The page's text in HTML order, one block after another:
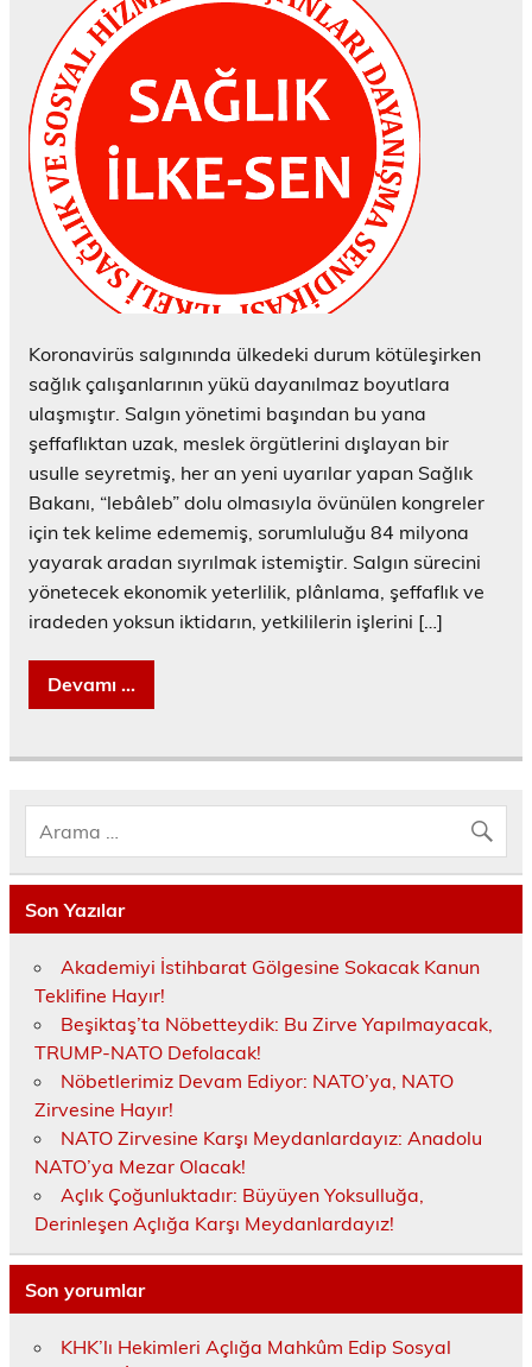
Koronavirüs salgınında ülkedeki durum kötüleşirken
sağlık çalışanlarının yükü dayanılmaz boyutlara
ulaşmıştır. Salgın yönetimi başından bu yana
şeffaflıktan uzak, meslek örgütlerini dışlayan bir
usulle seyretmiş, her an yeni uyarılar yapan Sağlık
Bakanı, “lebâleb” dolu olmasıyla övünülen kongreler
için tek kelime edememiş, sorumluluğu 84 milyona
yayarak aradan sıyrılmak istemiştir. Salgın sürecini
yönetecek ekonomik yeterlilik, plânlama, şeffaflık ve
iradeden yoksun iktidarın, yetkililerin işlerini […]
Devamı ...
Son Yazılar
Akademiyi İstihbarat Gölgesine Sokacak Kanun
Teklifine Hayır!
Beşiktaş’ta Nöbetteydik: Bu Zirve Yapılmayacak,
TRUMP-NATO Defolacak!
Nöbetlerimiz Devam Ediyor: NATO’ya, NATO
Zirvesine Hayır!
NATO Zirvesine Karşı Meydanlardayız: Anadolu
NATO’ya Mezar Olacak!
Açlık Çoğunluktadır: Büyüyen Yoksulluğa,
Derinleşen Açlığa Karşı Meydanlardayız!
Son yorumlar
KHK’lı Hekimleri Açlığa Mahkûm Edip Sosyal